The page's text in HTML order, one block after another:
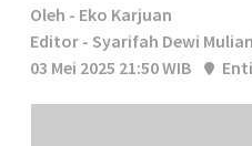
Oleh - Eko Karjuan
Editor - Syarifah Dewi
03 Mei 2025 21:50 WIB